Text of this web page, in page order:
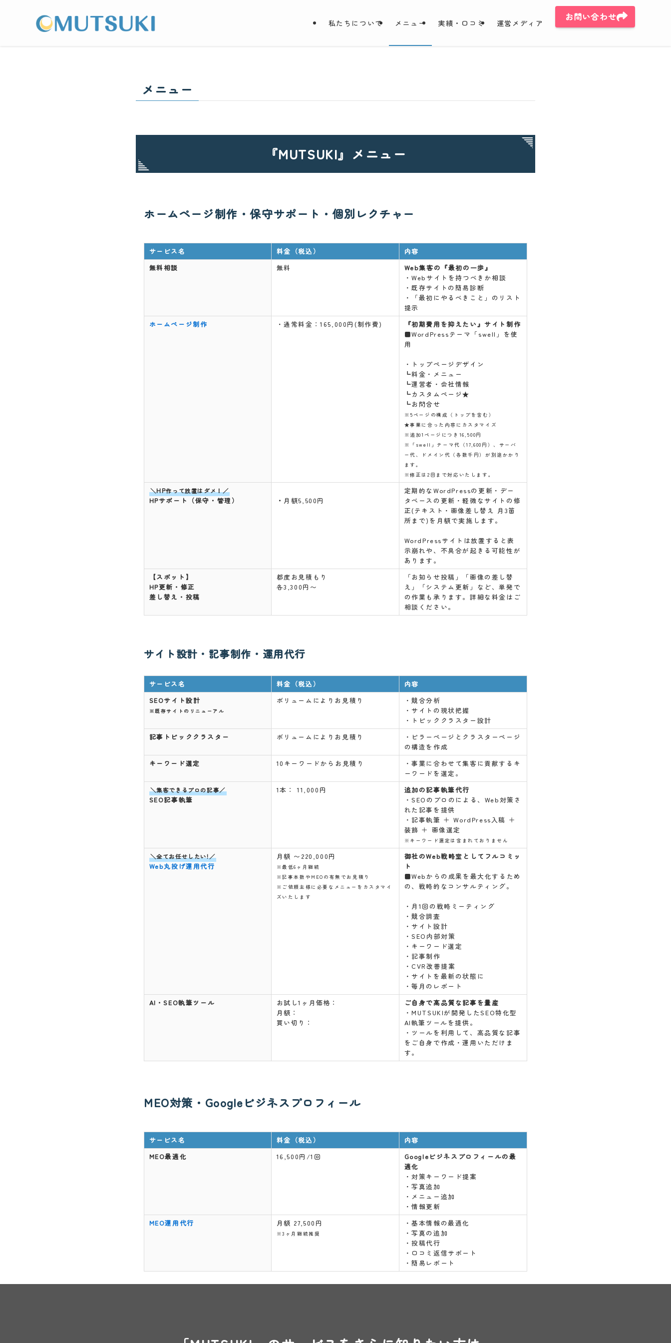
私たちについて メニュー 実績・口コミ 運営メディア
お問い合わせ
メニュー
『MUTSUKI』メニュー
ホームページ制作・保守サポート・個別レクチャー
サービス名 料金（税込）
内容
無料相談
無料
Web集客の『最初の一歩』
・Webサイトを持つべきか相談
・既存サイトの簡易診断
・「最初にやるべきこと」のリスト
提示
ホームページ制作
・通常料金：165,000円(制作費)
『初期費用を抑えたい』サイト制作
■WordPressテーマ「swell」を使
用
・トップページデザイン
┗料金・メニュー
┗運営者・会社情報
┗カスタムページ★
┗お問合せ
※5ページの構成（トップを含む）
★事業に合った内容にカスタマイズ
※追加1ページにつき16,500円
※「swell」テーマ代（17,600円）、サーバ
ー代、ドメイン代（各数千円）が別途かかり
ます。
※修正は2回まで対応いたします。
＼HP作って放置はダメ！／
HPサポート（保守・管理） ・ 月額5,500円
定期的なWordPressの更新・デー
タベースの更新・軽微なサイトの修
正(テキスト・画像差し替え 月3箇
所まで)を月額で実施します。
WordPressサイトは放置すると表
示崩れや、不具合が起きる可能性が
あります。
【スポット】
HP更新・修正
差し替え・投稿
都度お見積もり
各3,300円〜
「お知らせ投稿」「画像の差し替
え」「システム更新」など、単発で
の作業も承ります。詳細な料金はご
相談ください。
サイト設計・記事制作・運用代行
サービス名 料金（税込）
内容
SEOサイト設計
※既存サイトのリニューアル
ボリュームによりお見積り
・競合分析
・サイトの現状把握
・トピッククラスター設計
記事トピッククラスター
ボリュームによりお見積り
・ピラーページとクラスターページ
の構造を作成
キーワード選定
10キーワードからお見積り
・事業に合わせて集客に貢献するキ
ーワードを選定。
＼集客できるプロの記事／
SEO記事執筆
1本： 11,000円
追加の記事執筆代行
・SEOのプロのによる、Web対策さ
れた記事を提供
・記事執筆 ＋ WordPress入稿 ＋
装飾 ＋ 画像選定
※キーワード選定は含まれておりません
＼全てお任せしたい!／
Web丸投げ運用代行
月額 〜220,000円
※最低6ヶ月継続
※記事本数やMEOの有無でお見積り
※ご依頼主様に必要なメニューをカスタマイ
ズいたします
御社のWeb戦略室としてフルコミッ
ト
■Webからの成果を最大化するため
の、戦略的なコンサルティング。
・月1回の戦略ミーティング
・競合調査
・サイト設計
・SEO内部対策
・キーワード選定
・記事制作
・CVR改善提案
・サイトを最新の状態に
・毎月のレポート
AI・SEO執筆ツール
お試し1ヶ月価格：
月額：
買い切り：
ご自身で高品質な記事を量産
・MUTSUKIが開発したSEO特化型
AI執筆ツールを提供。
・ツールを利用して、高品質な記事
をご自身で作成・運用いただけま
す。
MEO対策・Googleビジネスプロフィール
サービス名 料金（税込）
内容
MEO最適化
16,500円/1回
Googleビジネスプロフィールの最
適化
・対策キーワード提案
・写真追加
・メニュー追加
・情報更新
MEO運用代行
月額 27,500円
※3ヶ月継続推奨
・基本情報の最適化
・写真の追加
・投稿代行
・口コミ返信サポート
・簡易レポート